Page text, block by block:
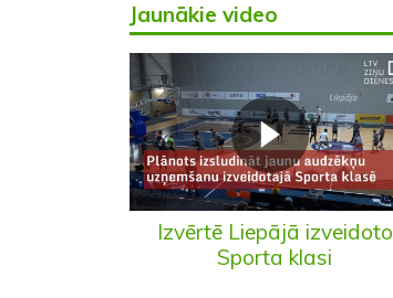
Jaunākie video
Izvērtē Liepājā izveidoto
Sporta klasi